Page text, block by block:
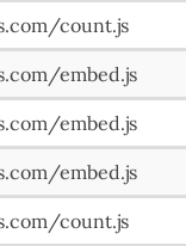
count.js
embed.js
embed.js
embed.js
count.js